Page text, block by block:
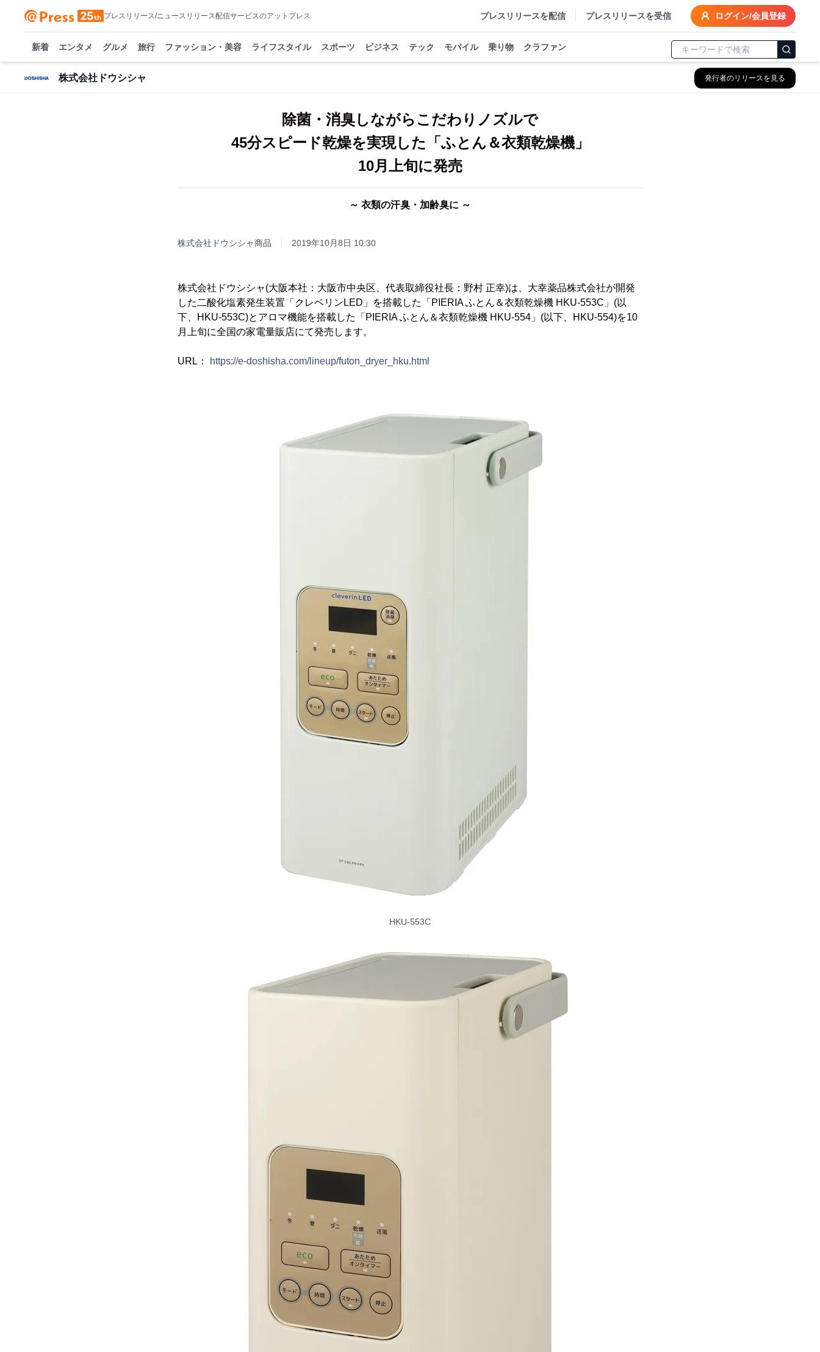
プレスリリース/ニュースリリース配信サービスのアットプレス プレスリリースを配信 プレスリリースを受信 ログイン/会員登録
新着 エンタメ グルメ 旅行 ファッション・美容 ライフスタイル スポーツ ビジネス テック モバイル 乗り物 クラファン
株式会社ドウシシャ 発行者のリリースを見る
除菌・消臭しながらこだわりノズルで
45分スピード乾燥を実現した「ふとん＆衣類乾燥機」
10月上旬に発売
～ 衣類の汗臭・加齢臭に ～
株式会社ドウシシャ商品 2019年10月8日 10:30
株式会社ドウシシャ(大阪本社：大阪市中央区、代表取締役社長：野村 正幸)は、大幸薬品株式会社が開発
した二酸化塩素発生装置「クレベリンLED」を搭載した「PIERIA ふとん＆衣類乾燥機 HKU-553C」(以
下、HKU-553C)とアロマ機能を搭載した「PIERIA ふとん＆衣類乾燥機 HKU-554」(以下、HKU-554)を10
月上旬に全国の家電量販店にて発売します。
URL： https://e-doshisha.com/lineup/futon_dryer_hku.html
HKU-553C